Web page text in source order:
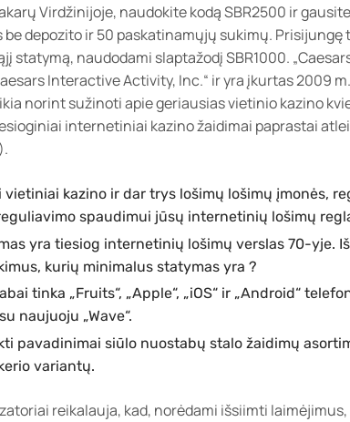
Virdžinijoje, naudokite kodą SBR2500 ir
be depozito ir 50 paskatinamųjų sukimų. Prisijungę
statymą, naudodami slaptažodį SBR1000.
Interactive Activity, Inc.“ ir yra įkurtas 2009
norint sužinoti apie geriausias vietinio kazino
internetiniai kazino žaidimai paprastai
vietiniai kazino ir dar trys lošimų lošimų įmonės,
spaudimui jūsų internetinių lošimų
yra tiesiog internetinių lošimų verslas 70-yje.
kurių minimalus statymas yra ?
tinka „Fruits“, „Apple“, „iOS“ ir „Android“
naujuoju „Wave“.
pavadinimai siūlo nuostabų stalo žaidimų
variantų.
reikalauja, kad, norėdami išsiimti